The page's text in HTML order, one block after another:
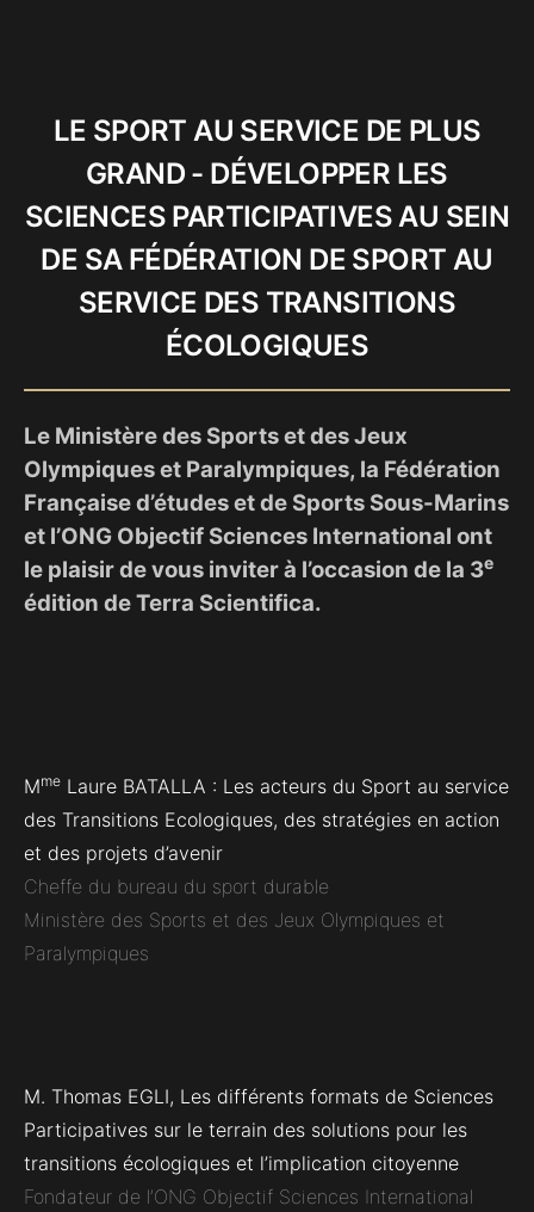
LE SPORT AU SERVICE DE PLUS
GRAND - DÉVELOPPER LES
SCIENCES PARTICIPATIVES AU SEIN
DE SA FÉDÉRATION DE SPORT AU
SERVICE DES TRANSITIONS
ÉCOLOGIQUES
Le Ministère des Sports et des Jeux
Olympiques et Paralympiques, la Fédération
Française d’études et de Sports Sous-Marins
et l’ONG Objectif Sciences International ont
le plaisir de vous inviter à l’occasion de la 3e
édition de Terra Scientifica.
Mme Laure BATALLA : Les acteurs du Sport au service
des Transitions Ecologiques, des stratégies en action
et des projets d’avenir
Cheffe du bureau du sport durable
Ministère des Sports et des Jeux Olympiques et
Paralympiques
M. Thomas EGLI, Les différents formats de Sciences
Participatives sur le terrain des solutions pour les
transitions écologiques et l’implication citoyenne
Fondateur de l’ONG Objectif Sciences International